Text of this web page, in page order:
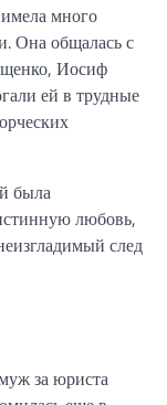
много
Она общалась с
Иосиф
ей в трудные
была
любовь,
след
за юриста